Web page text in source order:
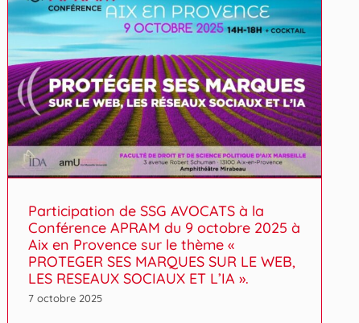
Participation de SSG AVOCATS à la
Conférence APRAM du 9 octobre 2025 à
Aix en Provence sur le thème «
PROTEGER SES MARQUES SUR LE WEB,
LES RESEAUX SOCIAUX ET L’IA ».
7 octobre 2025